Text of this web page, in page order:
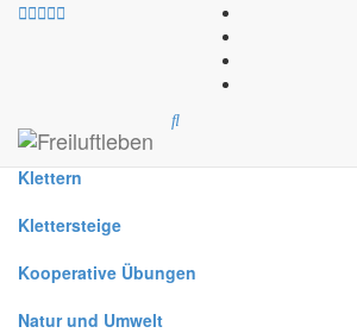
Canyoning
Klettern
Klettersteige
Kooperative Übungen
Natur und Umwelt